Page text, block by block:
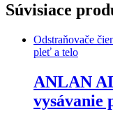
Súvisiace
Odstraňovače
pleť a telo
ANLAN
vysávanie